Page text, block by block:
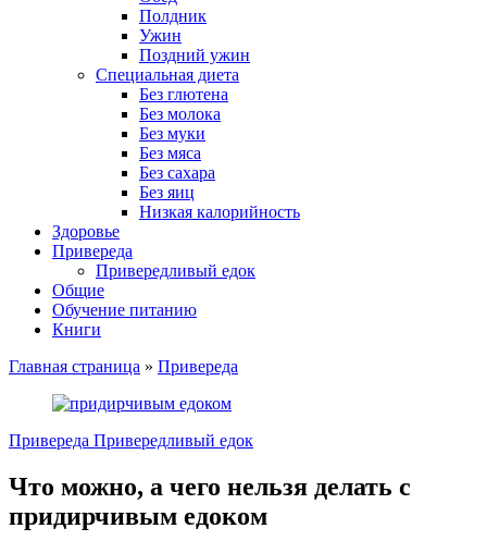
Полдник
Ужин
Поздний ужин
Специальная диета
Без глютена
Без молока
Без муки
Без мяса
Без сахара
Без яиц
Низкая калорийность
Здоровье
Привереда
Привередливый едок
Общие
Обучение питанию
Книги
Главная страница » Привереда
Привереда Привередливый едок
Что можно, а чего нельзя делать с
придирчивым едоком